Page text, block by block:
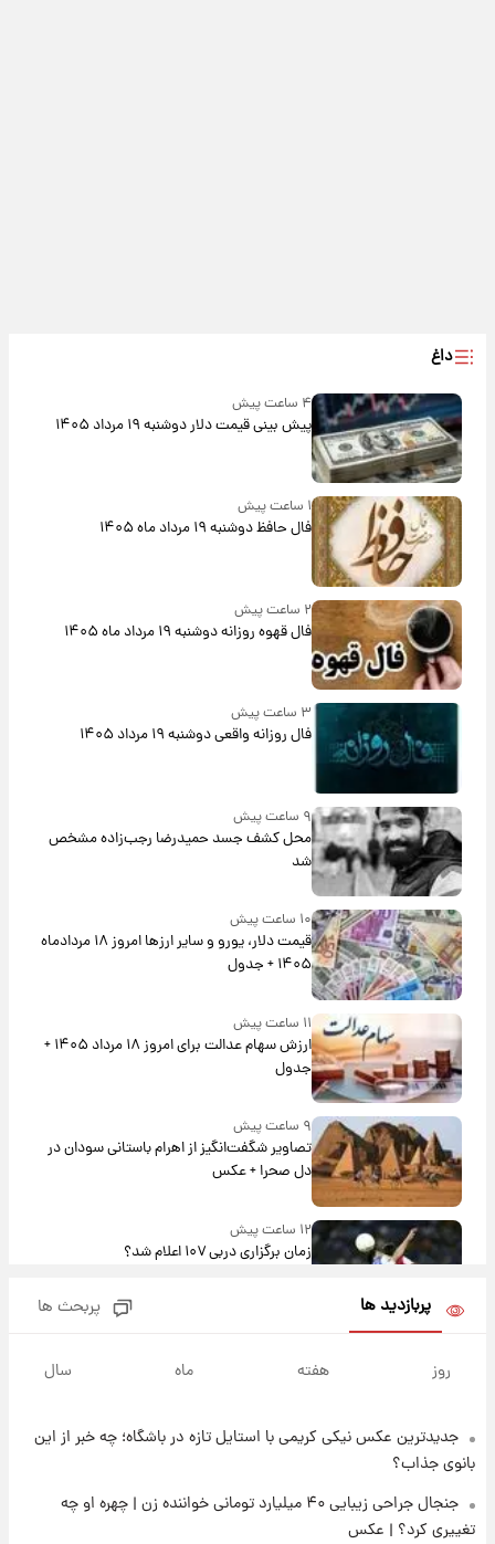
داغ
۴ ساعت پیش
پیش‌ بینی قیمت دلار دوشنبه ۱۹ مرداد ۱۴۰۵
۱ ساعت پیش
فال حافظ دوشنبه ۱۹ مرداد ماه ۱۴۰۵
۲ ساعت پیش
فال قهوه روزانه دوشنبه ۱۹ مرداد ماه ۱۴۰۵
فال روزانه واقعی دوشنبه ۱۹ مرداد ۱۴۰۵
۹ ساعت پیش
محل کشف جسد حمیدرضا رجب‌زاده مشخص
شد
۱۰ ساعت پیش
قیمت دلار، یورو و سایر ارزها امروز ۱۸ مردادماه
۱۴۰۵ + جدول
۱۱ ساعت پیش
ارزش سهام عدالت برای امروز ۱۸ مرداد ۱۴۰۵ +
جدول
۹ ساعت پیش
تصاویر شگفت‌انگیز از اهرام باستانی سودان در
دل صحرا + عکس
۱۲ ساعت پیش
زمان برگزاری دربی ۱۰۷ اعلام شد؟
جزئیات
۱۴ ساعت پیش
پربازدید ها پربحث ها
روز هفته ماه سال
جدیدترین عکس نیکی کریمی با استایل تازه در باشگاه؛ چه خبر از این
بانوی جذاب؟
جنجال جراحی زیبایی ۴۰ میلیارد تومانی خواننده زن | چهره او چه
تغییری کرد؟ | عکس